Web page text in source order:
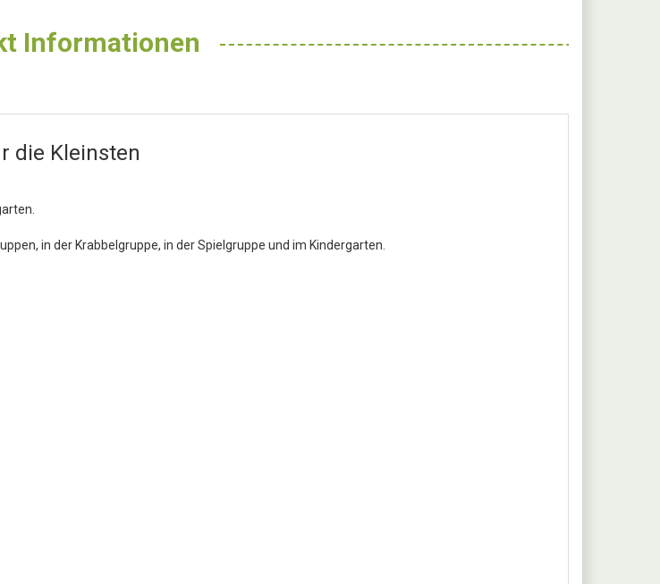
Informationen
die Kleinsten
in der Krabbelgruppe, in der Spielgruppe und im Kindergarten.